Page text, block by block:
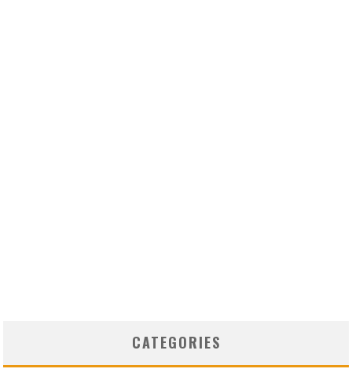
CATEGORIES